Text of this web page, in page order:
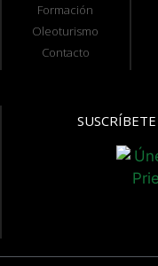
Formación
Oleoturismo
Contacto